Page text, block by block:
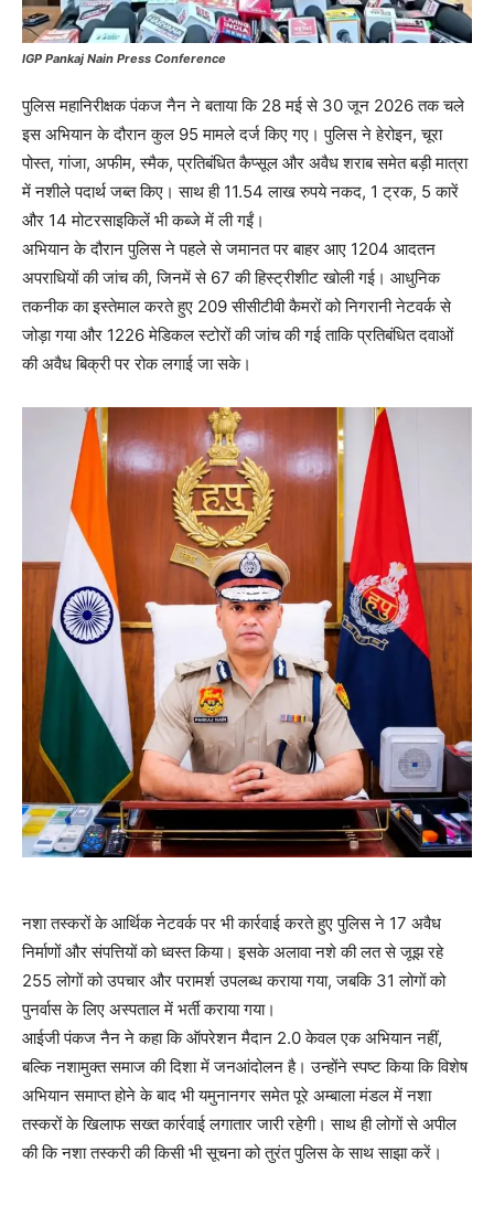
IGP Pankaj Nain Press Conference
पुलिस महानिरीक्षक पंकज नैन ने बताया कि 28 मई से 30 जून 2026 तक चले
इस अभियान के दौरान कुल 95 मामले दर्ज किए गए। पुलिस ने हेरोइन, चूरा
पोस्त, गांजा, अफीम, स्मैक, प्रतिबंधित कैप्सूल और अवैध शराब समेत बड़ी मात्रा
में नशीले पदार्थ जब्त किए। साथ ही 11.54 लाख रुपये नकद, 1 ट्रक, 5 कारें
और 14 मोटरसाइकिलें भी कब्जे में ली गईं।
अभियान के दौरान पुलिस ने पहले से जमानत पर बाहर आए 1204 आदतन
अपराधियों की जांच की, जिनमें से 67 की हिस्ट्रीशीट खोली गई। आधुनिक
तकनीक का इस्तेमाल करते हुए 209 सीसीटीवी कैमरों को निगरानी नेटवर्क से
जोड़ा गया और 1226 मेडिकल स्टोरों की जांच की गई ताकि प्रतिबंधित दवाओं
की अवैध बिक्री पर रोक लगाई जा सके।
नशा तस्करों के आर्थिक नेटवर्क पर भी कार्रवाई करते हुए पुलिस ने 17 अवैध
निर्माणों और संपत्तियों को ध्वस्त किया। इसके अलावा नशे की लत से जूझ रहे
255 लोगों को उपचार और परामर्श उपलब्ध कराया गया, जबकि 31 लोगों को
पुनर्वास के लिए अस्पताल में भर्ती कराया गया।
आईजी पंकज नैन ने कहा कि ऑपरेशन मैदान 2.0 केवल एक अभियान नहीं,
बल्कि नशामुक्त समाज की दिशा में जनआंदोलन है। उन्होंने स्पष्ट किया कि विशेष
अभियान समाप्त होने के बाद भी यमुनानगर समेत पूरे अम्बाला मंडल में नशा
तस्करों के खिलाफ सख्त कार्रवाई लगातार जारी रहेगी। साथ ही लोगों से अपील
की कि नशा तस्करी की किसी भी सूचना को तुरंत पुलिस के साथ साझा करें।